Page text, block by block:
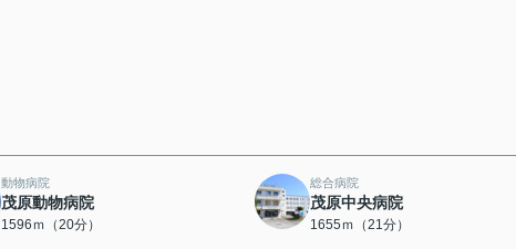
動物病院
茂原動物病院
1596ｍ（20分）
総合病院
茂原中央病院
1655ｍ（21分）